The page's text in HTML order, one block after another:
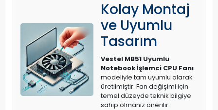
Kolay Montaj
ve Uyumlu
Tasarım
Vestel MB51 Uyumlu
Notebook İşlemci CPU Fanı
modeliyle tam uyumlu olarak
üretilmiştir. Fan değişimi için
temel düzeyde teknik bilgiye
sahip olmanız önerilir.